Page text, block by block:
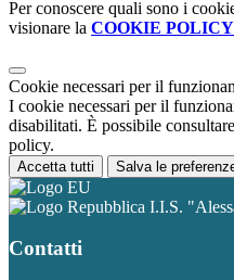
Per conoscere quali sono i
visionare la COOKIE POLICY
Cookie necessari per il
I cookie necessari per il
disabilitati. È possibile
policy.
Accetta tutti Salva le
I.I.S.
Contatti